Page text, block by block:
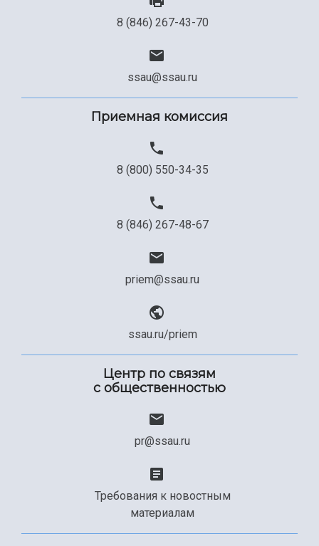
8 (846) 267-43-70
ssau@ssau.ru
Приемная комиссия
8 (800) 550-34-35
8 (846) 267-48-67
priem@ssau.ru
ssau.ru/priem
Центр по связям
с общественностью
pr@ssau.ru
Требования к новостным
материалам